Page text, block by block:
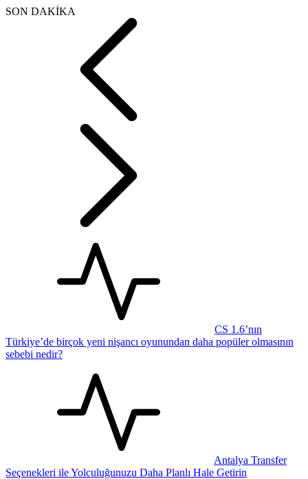
SON DAKİKA
CS 1.6’nın
Türkiye’de birçok yeni nişancı oyunundan daha popüler olmasının
sebebi nedir?
Antalya Transfer
Seçenekleri ile Yolculuğunuzu Daha Planlı Hale Getirin